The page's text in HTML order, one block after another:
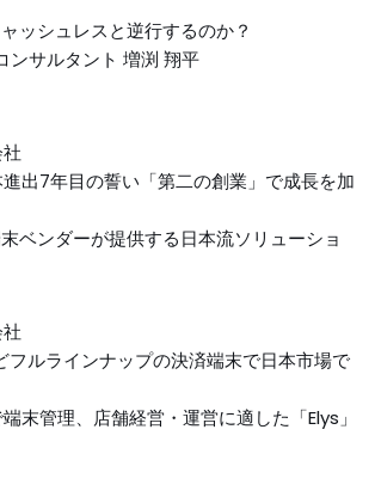
ッシュレスと逆行するのか？
ンサルタント 増渕 翔平
出7年目の誓い「第二の創業」で成長を加
ベンダーが提供する日本流ソリューショ
フルラインナップの決済端末で日本市場で
端末管理、店舗経営・運営に適した「Elys」